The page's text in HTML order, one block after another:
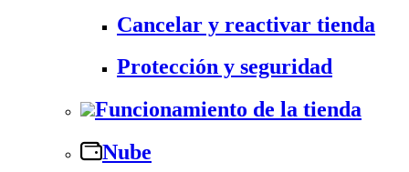
Cancelar y reactivar tienda
Protección y seguridad
Funcionamiento de la tienda
Nube